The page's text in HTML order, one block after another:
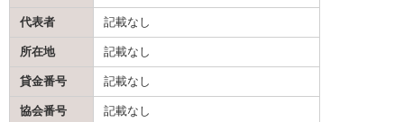
代表者 記載なし
所在地 記載なし
貸金番号 記載なし
協会番号 記載なし